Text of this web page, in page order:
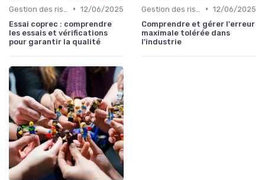
• 12/06/2025
Essai coprec : comprendre
les essais et vérifications
pour garantir la qualité
• 12/06/2025
Comprendre et gérer l'erreur
maximale tolérée dans
l'industrie